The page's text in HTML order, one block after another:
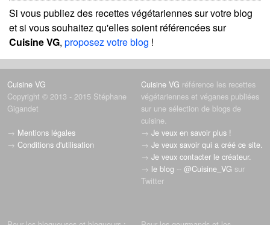
Si vous publiez des recettes végétariennes sur votre blog
et si vous souhaitez qu'elles soient référencées sur
Cuisine VG, proposez votre blog !
Cuisine VG
Copyright © 2013 - 2015 Stéphane
Gigandet
→ Mentions légales
→ Conditions d'utilisation
Cuisine VG référence les recettes
végétariennes et véganes publiées
sur une sélection de blogs de
cuisine.
→ Je veux en savoir plus !
→ Je veux savoir qui a créé ce site.
→ Je veux contacter le créateur.
→ le blog -- @Cuisine_VG sur
Twitter